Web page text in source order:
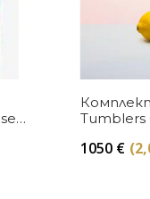
Tumblers
1050 €